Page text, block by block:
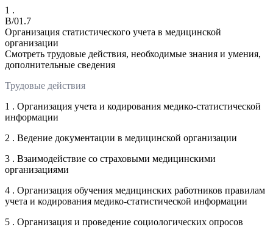
1 .
B/01.7
Организация статистического учета в медицинской
организации
Смотреть трудовые действия, необходимые знания и умения,
дополнительные сведения
Трудовые действия
1 . Организация учета и кодирования медико-статистической
информации
2 . Ведение документации в медицинской организации
3 . Взаимодействие со страховыми медицинскими
организациями
4 . Организация обучения медицинских работников правилам
учета и кодирования медико-статистической информации
5 . Организация и проведение социологических опросов